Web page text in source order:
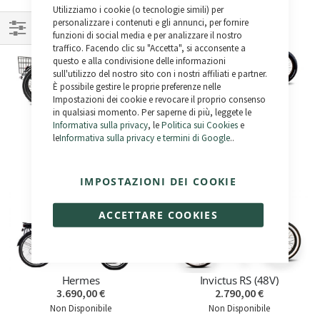
Utilizziamo i cookie (o tecnologie simili) per
personalizzare i contenuti e gli annunci, per fornire
funzioni di social media e per analizzare il nostro
traffico. Facendo clic su "Accetta", si acconsente a
questo e alla condivisione delle informazioni
sull'utilizzo del nostro sito con i nostri affiliati e partner.
È possibile gestire le proprie preferenze nelle
Impostazioni dei cookie e revocare il proprio consenso
in qualsiasi momento. Per saperne di più, leggete le
Informativa sulla privacy, lePolitica sui Cookiese
leInformativa sulla privacy e termini di Google..
ACCETTARE COOKIES
IMPOSTAZIONI DEI COOKIE
Swish (Pieghevoli)
3.190,00 €
Dr Jones
2.790,00 €
Non Disponibile
Hermes
3.690,00 €
Non Disponibile
Invictus RS (48V)
2.790,00 €
Non Disponibile
Naviga
per